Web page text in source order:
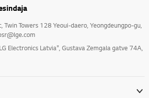
Twin Towers 128 Yeoui-daero, Yeongdeungpo-gu,
Electronics Latvia", Gustava Zemgala gatve 74A,